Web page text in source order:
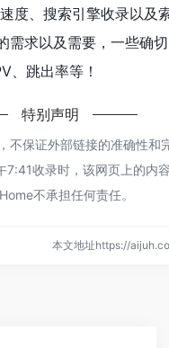
度、搜索引擎收录以及
需求以及需要，一些确
、跳出率等！
特别声明
保证外部链接的准确性和
收录时，该网页上的内
不承担任何责任。
本文地址https://